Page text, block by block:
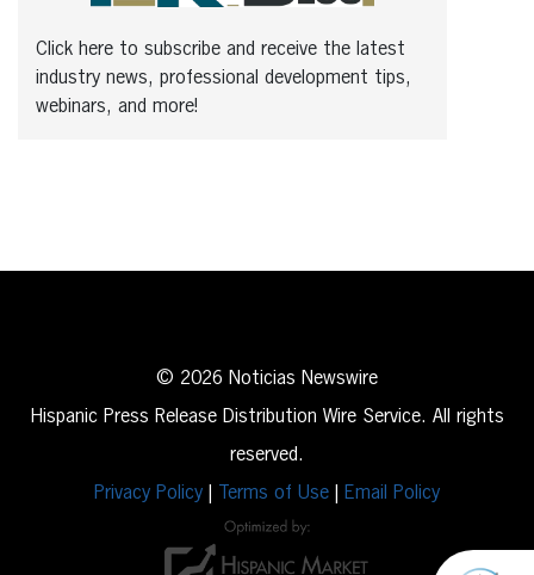
Click here to subscribe and receive the latest
industry news, professional development tips,
webinars, and more!
© 2026 Noticias Newswire
Hispanic Press Release Distribution Wire Service. All rights
reserved.
Privacy Policy
Terms of Use Email Policy